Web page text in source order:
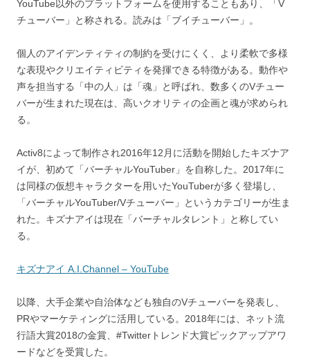
YouTube以外のプラットフォームを使用することもあり、「V
チューバー」と称される。読みは「ブイチューバー」。
個人のアイデンティティの制約を受けにくく、より柔軟で多様
な表現やクリエイティビティを発揮できる特徴がある。動作や
声を担当する「中の人」は「魂」と呼ばれ、数多くのVチュー
バーが生まれた現在は、高いクオリティの企画と魂が求められ
る。
Activ8によって制作され2016年12月に活動を開始したキズナア
イが、初めて「バーチャルYouTuber」を自称した。2017年に
は同様の仮想キャラクターを用いたYouTuberが多く登場し、
「バーチャルYouTuber/Vチューバー」というカテゴリーが生ま
れた。キズナアイは現在「バーチャルタレント」と称してい
る。
キズナアイ A.I.Channel – YouTube
以降、大手企業や自治体なども独自のVチューバーを発表し、
PRやマーケティングに活用している。2018年には、ネット流
行語大賞2018の金賞、#Twitterトレンド大賞ピックアップアワ
ードなどを受賞した。